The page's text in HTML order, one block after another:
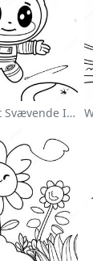
Sød Astronaut Svævende I Rummet Farvelægningsside